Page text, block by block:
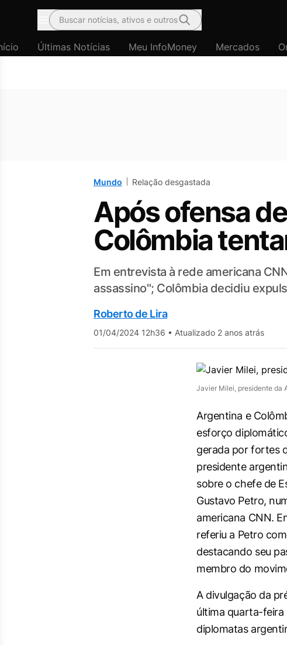
Menu
Buscar notícias, ativos e outros
Últimas Notícias Meu InfoMoney Mercados
Mundo Relação desgastada
Após ofensa
Colômbia
Em entrevista à rede americana
assassino"; Colômbia decidiu
Roberto de Lira
01/04/2024 12h36 • Atualizado 2 anos atrás
Javier Milei, presidente da
Argentina e
esforço
gerada por fortes
presidente
sobre o chefe de
Gustavo Petro,
americana CNN.
referiu a Petro
destacando seu
membro do
A divulgação da
última quarta-feira
diplomatas